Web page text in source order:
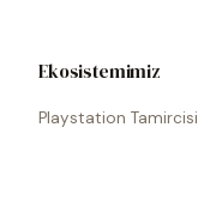
Ekosistemimiz
Playstation Tamircisi